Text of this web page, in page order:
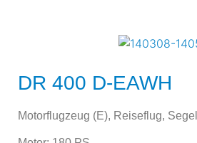
DR 400 D-EAWH
Motorflugzeug (E), Reiseflug,